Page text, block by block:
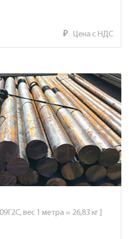
₽ Цена с НДС
вес 1 метра = 26,83 кг ]